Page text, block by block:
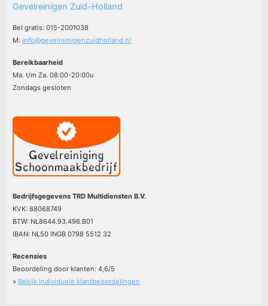
Gevelreinigen Zuid-Holland
Bel gratis: 015-2001038
M:info@gevelreinigenzuidholland.nl
Bereikbaarheid
Ma. t/m Za. 08:00-20:00u
Zondags gesloten
Bedrijfsgegevens TRD Multidiensten B.V.
KVK: 88068749
BTW: NL8644.93.496.B01
IBAN: NL50 INGB 0798 5512 32
Recensies
Beoordeling door klanten:4,6/5
» Bekijk individuele klantbeoordelingen